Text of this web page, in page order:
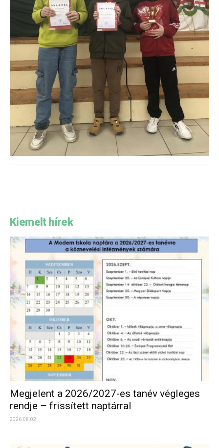
Kiemelt hírek
Megjelent a 2026/2027-es tanév végleges
rendje – frissített naptárral
2026.08.02.